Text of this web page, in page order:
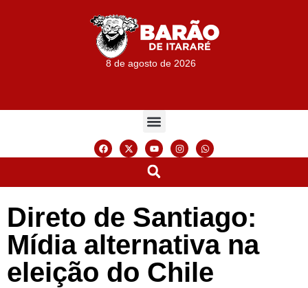
8 de agosto de 2026
Direto de Santiago:
Mídia alternativa na
eleição do Chile